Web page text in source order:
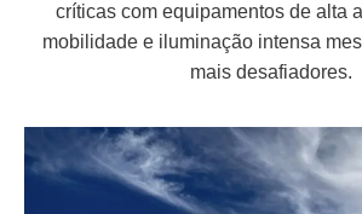
críticas com equipamentos de alta
mobilidade e iluminação intensa
mais desafiadores.